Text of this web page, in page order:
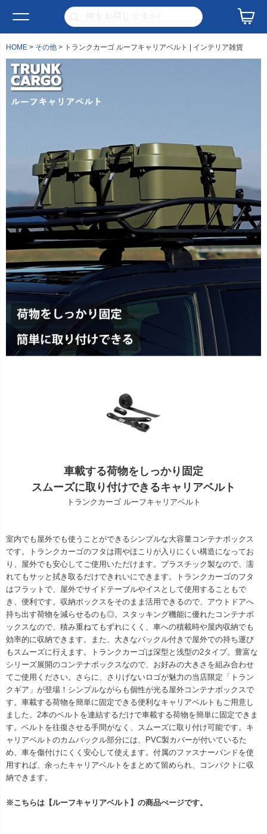
HOME その他 トランクカーゴ ルーフキャリアベルト | インテリア雑貨
車載する荷物をしっかり固定
スムーズに取り付けできるキャリアベルト
トランクカーゴ ルーフキャリアベルト
室内でも屋外でも使うことができるシンプルな大容量コンテナボックス
です。トランクカーゴのフタは雨やほこりが入りにくい構造になってお
り、屋外でも安心してご使用いただけます。プラスチック製なので、濡
れてもサッと拭き取るだけできれいにできます。トランクカーゴのフタ
はフラットで、屋外でサイドテーブルやイスとして使用することもで
き、便利です。収納ボックスをそのまま活用できるので、アウトドアへ
持ち出す荷物を減らせるのも◎。スタッキング機能に優れたコンテナボ
ックスなので、積み重ねてもずれにくく、車への積載時や屋内収納でも
効率的に収納できます。また、大きなバックル付きで屋外での持ち運び
もスムーズに行えます。トランクカーゴは深型と浅型の2タイプ。豊富な
シリーズ展開のコンテナボックスなので、お好みの大きさを組み合わせ
てご使用ください。さらに、さりげないロゴが魅力の当店限定「トラン
クギア」が登場！シンプルながらも個性が光る屋外コンテナボックスで
す。車載する荷物を簡単に固定できる便利なキャリアベルトもご用意し
ました。2本のベルトを連結するだけで車載する荷物を簡単に固定できま
す。ベルトを往復させる手間がなく、スムーズに取り付け可能です。キ
ャリアベルトのカムバックル部分には、PVC製カバーが付いているた
め、車を傷付けにくく安心して使えます。付属のファスナーバンドを使
用すれば、余ったキャリアベルトをまとめて留められ、コンパクトに収
納できます。
※こちらは【ルーフキャリアベルト】の商品ぺージです。